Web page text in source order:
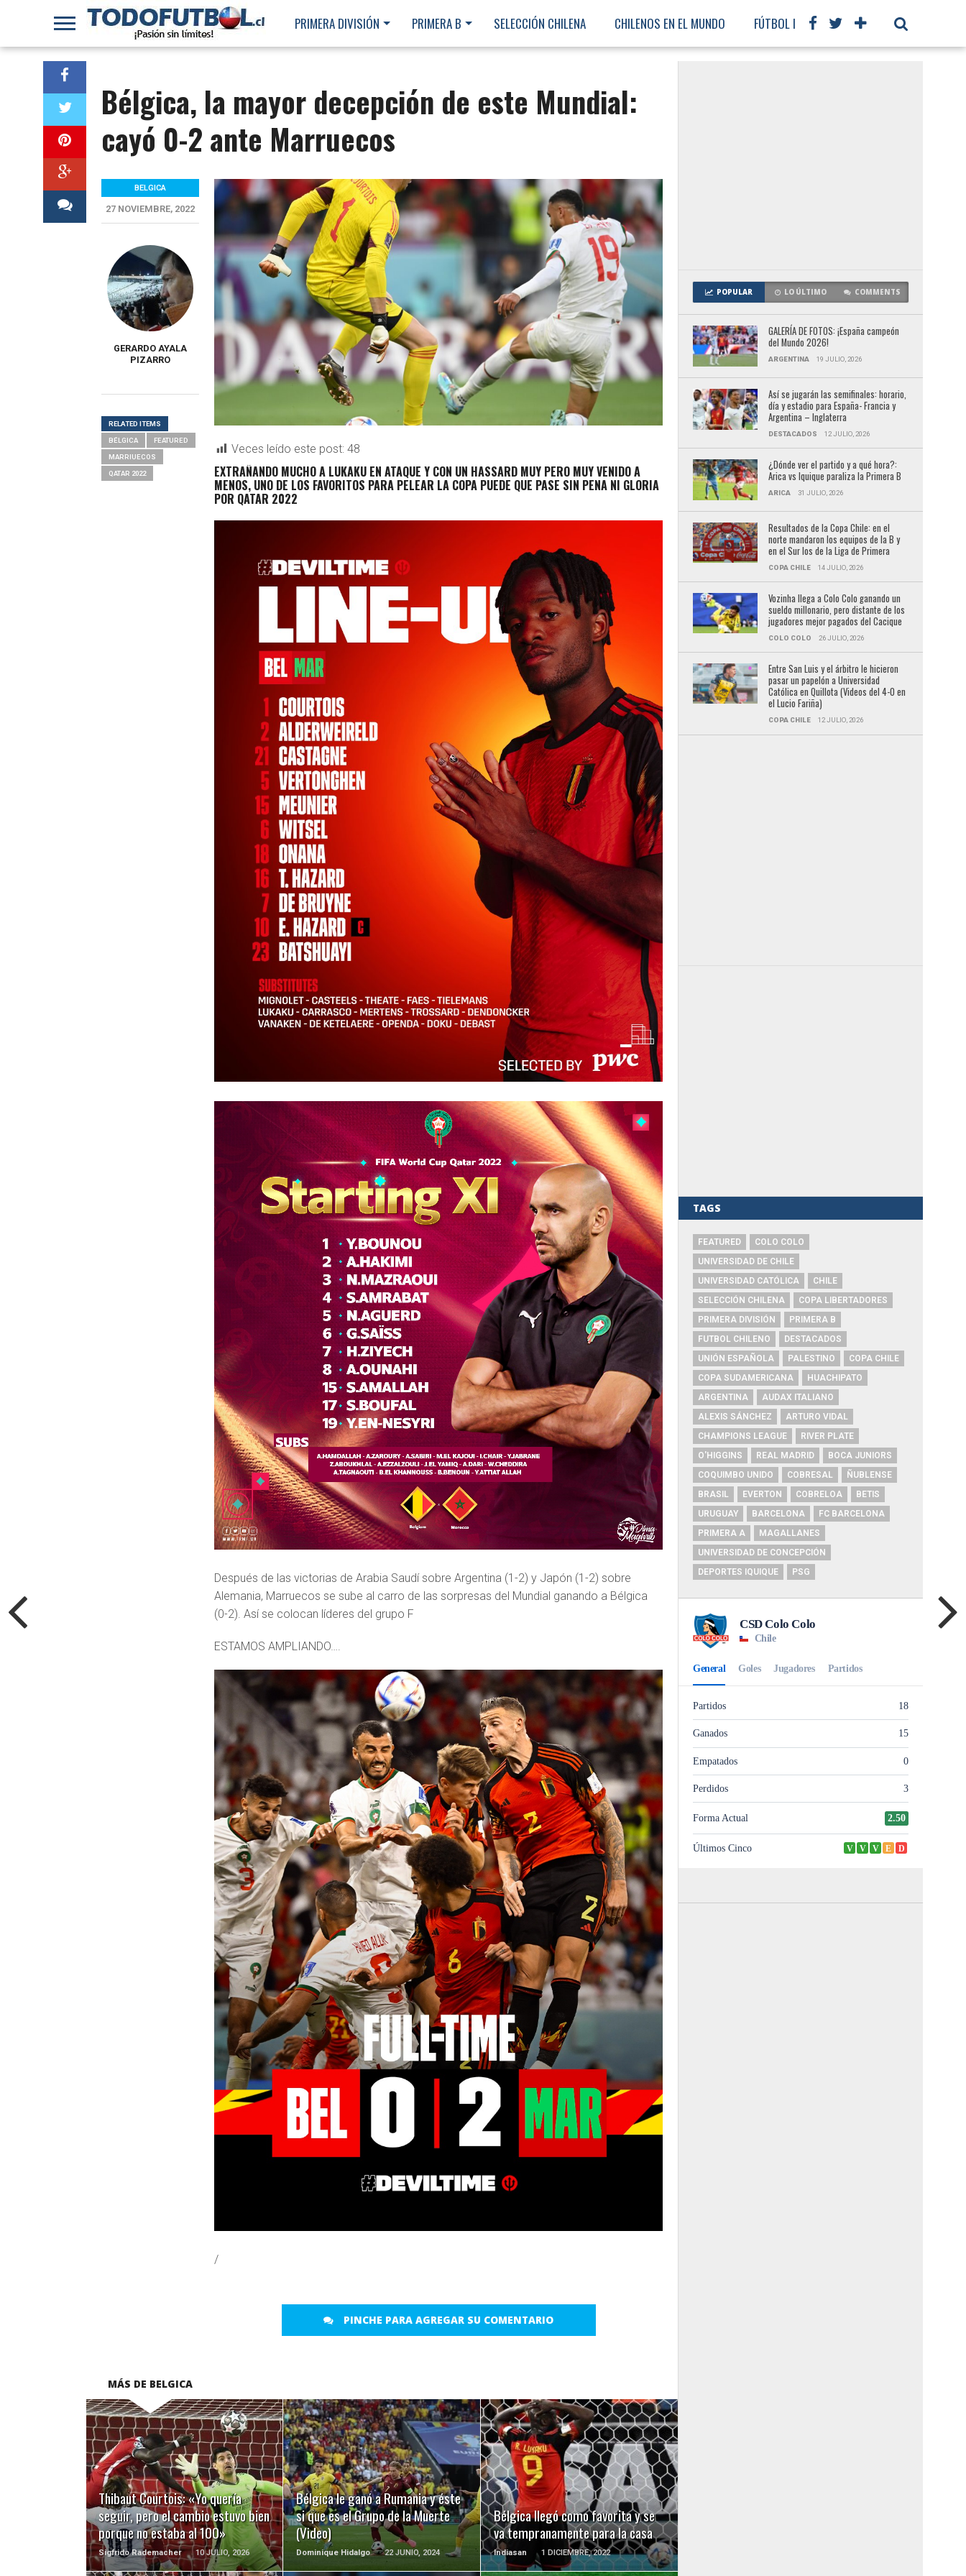
PRIMERA DIVISIÓN PRIMERA B SELECCIÓN CHILENA CHILENOS EN EL MUNDO FÚTBOL INTERNACIONAL
Bélgica, la mayor decepción de este Mundial:
cayó 0-2 ante Marruecos
Veces leído este post: 48
EXTRAÑANDO MUCHO A LUKAKU EN ATAQUE Y CON UN HASSARD MUY PERO MUY VENIDO A
MENOS, UNO DE LOS FAVORITOS PARA PELEAR LA COPA PUEDE QUE PASE SIN PENA NI GLORIA
POR QATAR 2022
Después de las victorias de Arabia Saudí sobre Argentina (1-2) y Japón (1-2) sobre
Alemania, Marruecos se sube al carro de las sorpresas del Mundial ganando a Bélgica
(0-2). Así se colocan líderes del grupo F
ESTAMOS AMPLIANDO….
/
PINCHE PARA AGREGAR SU COMENTARIO
BELGICA
27 NOVIEMBRE, 2022
GERARDO AYALA
PIZARRO
RELATED ITEMS
BÉLGICA FEATURED
MARRIUECOS
QATAR 2022
MÁS DE BELGICA
Thibaut Courtois: «Yo quería
seguir, pero el cambio estuvo bien
porque no estaba al 100»
Sigfrido Rademacher 10 JULIO, 2026
LEER MÁS
Bélgica le ganó a Rumania y éste
si que es el Grupo de la Muerte
(Video)
Dominique Hidalgo 22 JUNIO, 2024
LEER MÁS
Bélgica llegó como favorita y se
va tempranamente para la casa
Indiasan 1 DICIEMBRE, 2022
LEER MÁS
POPULAR LO ÚLTIMO COMMENTS
GALERÍA DE FOTOS: ¡España campeón
del Mundo 2026!
ARGENTINA 19 JULIO, 2026
Así se jugarán las semifinales: horario,
día y estadio para España- Francia y
Argentina – Inglaterra
DESTACADOS 12 JULIO, 2026
¿Dónde ver el partido y a qué hora?:
Arica vs Iquique paraliza la Primera B
ARICA 31 JULIO, 2026
Resultados de la Copa Chile: en el
norte mandaron los equipos de la B y
en el Sur los de la Liga de Primera
COPA CHILE 14 JULIO, 2026
Vozinha llega a Colo Colo ganando un
sueldo millonario, pero distante de los
jugadores mejor pagados del Cacique
COLO COLO 26 JULIO, 2026
Entre San Luis y el árbitro le hicieron
pasar un papelón a Universidad
Católica en Quillota (Videos del 4-0 en
el Lucio Fariña)
COPA CHILE 12 JULIO, 2026
TAGS
FEATURED
COLO COLO
UNIVERSIDAD DE CHILE
UNIVERSIDAD CATÓLICA
CHILE
SELECCIÓN CHILENA
COPA LIBERTADORES
PRIMERA DIVISIÓN
PRIMERA B
FUTBOL CHILENO
DESTACADOS
UNIÓN ESPAÑOLA
PALESTINO
COPA CHILE
COPA SUDAMERICANA
HUACHIPATO
ARGENTINA
AUDAX ITALIANO
ALEXIS SÁNCHEZ
ARTURO VIDAL
CHAMPIONS LEAGUE
RIVER PLATE
O'HIGGINS
REAL MADRID
BOCA JUNIORS
COQUIMBO UNIDO
COBRESAL
ÑUBLENSE
BRASIL
EVERTON COBRELOA
BETIS
URUGUAY
BARCELONA
FC BARCELONA
PRIMERA A
MAGALLANES
UNIVERSIDAD DE CONCEPCIÓN
DEPORTES IQUIQUE
PSG